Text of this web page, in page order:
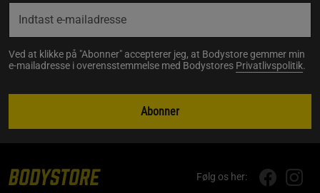
Ved at klikke på "Abonner" accepterer jeg, at Bodystore gemmer min
e-mailadresse i overensstemmelse med Bodystores Privatlivspolitik.
Abonner
Følg os her: